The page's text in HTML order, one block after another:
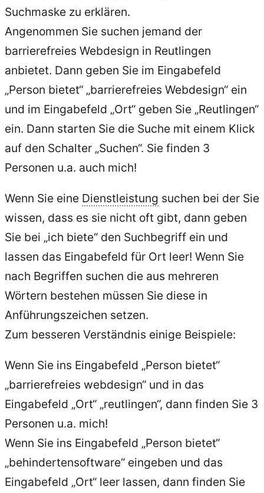
Suchmaske zu erklären.
Angenommen Sie suchen jemand der
barrierefreies Webdesign in Reutlingen
anbietet. Dann geben Sie im Eingabefeld
„Person bietet“ „barrierefreies Webdesign“ ein
und im Eingabefeld „Ort“ geben Sie „Reutlingen“
ein. Dann starten Sie die Suche mit einem Klick
auf den Schalter „Suchen“. Sie finden 3
Personen u.a. auch mich!
Wenn Sie eine Dienstleistung suchen bei der Sie
wissen, dass es sie nicht oft gibt, dann geben
Sie bei „ich biete“ den Suchbegriff ein und
lassen das Eingabefeld für Ort leer! Wenn Sie
nach Begriffen suchen die aus mehreren
Wörtern bestehen müssen Sie diese in
Anführungszeichen setzen.
Zum besseren Verständnis einige Beispiele:
Wenn Sie ins Eingabefeld „Person bietet“
„barrierefreies webdesign“ und in das
Eingabefeld „Ort“ „reutlingen“, dann finden Sie 3
Personen u.a. mich!
Wenn Sie ins Eingabefeld „Person bietet“
„behindertensoftware“ eingeben und das
Eingabefeld „Ort“ leer lassen, dann finden Sie